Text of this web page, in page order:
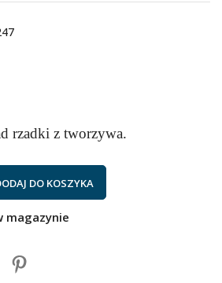
rzadki z tworzywa.
DO KOSZYKA
magazynie